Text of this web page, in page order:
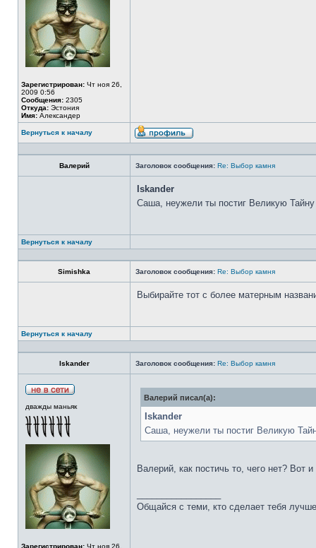
Зарегистрирован: Чт ноя 26,
2009 0:56
Сообщения: 2305
Откуда: Эстония
Имя: Александер
Вернуться к началу
Валерий Заголовок сообщения: Re: Выбор камня
Iskander
Саша, неужели ты постиг Великую
Вернуться к началу
Simishka Заголовок сообщения: Re: Выбор камня
Выбирайте тот с более матерным
Вернуться к началу
Iskander Заголовок сообщения: Re: Выбор камня
дважды маньяк
Зарегистрирован: Чт ноя 26,
Валерий писал(а):
Iskander
Саша, неужели ты постиг Великую
Валерий, как постичь то, чего нет? Вот
Общайся с теми, кто сделает тебя